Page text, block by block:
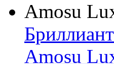
Amosu